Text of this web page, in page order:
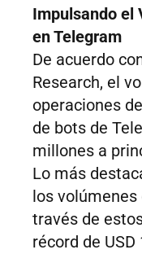
Impulsando el
en Telegram
De acuerdo
Research, el
operaciones
de bots de
millones a
Lo más
los volúmenes
través de
récord de